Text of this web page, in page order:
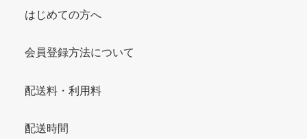
はじめての方へ
会員登録方法について
配送料・利用料
配送時間